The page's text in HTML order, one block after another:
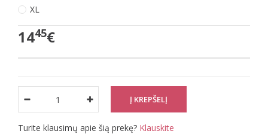
XL
1445€
Turite klausimų apie šią prekę? Klauskite